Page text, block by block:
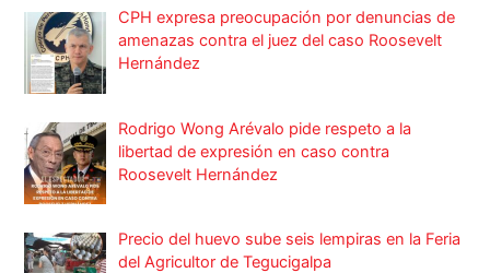
CPH expresa preocupación por denuncias de
amenazas contra el juez del caso Roosevelt
Hernández
Rodrigo Wong Arévalo pide respeto a la
libertad de expresión en caso contra
Roosevelt Hernández
Precio del huevo sube seis lempiras en la Feria
del Agricultor de Tegucigalpa